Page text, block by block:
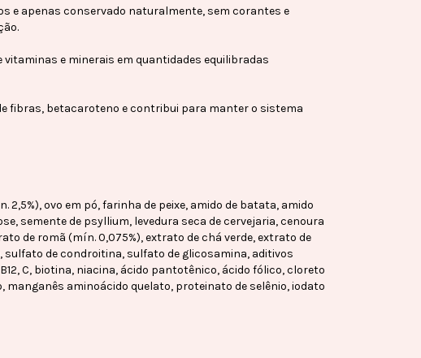
e apenas conservado naturalmente, sem corantes e
e minerais em quantidades equilibradas
fibras, betacaroteno e contribui para manter o sistema
ovo em pó, farinha de peixe, amido de batata, amido
semente de psyllium, levedura seca de cervejaria, cenoura
de romã (mín. 0,075%), extrato de chá verde, extrato de
sulfato de condroitina, sulfato de glicosamina, aditivos
C, biotina, niacina, ácido pantotênico, ácido fólico, cloreto
aminoácido quelato, proteinato de selênio, iodato